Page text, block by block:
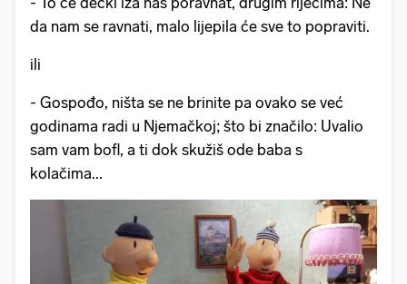
da nam se ravnati, malo lijepila će sve to popraviti.
ili
- Gospođo, ništa se ne brinite pa ovako se već
godinama radi u Njemačkoj; što bi značilo: Uvalio
sam vam bofl, a ti dok skužiš ode baba s
kolačima...